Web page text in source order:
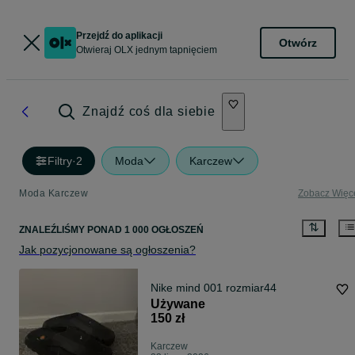
Przejdź do aplikacji
Otwieraj OLX jednym tapnięciem
Otwórz
Znajdź coś dla siebie
Filtry·2 Moda Karczew
Moda Karczew Zobacz
ZNALEŹLIŚMY PONAD 1 000 OGŁOSZEŃ
Jak pozycjonowane są ogłoszenia?
Nike mind 001 rozmiar44
Używane
150 zł
Karczew